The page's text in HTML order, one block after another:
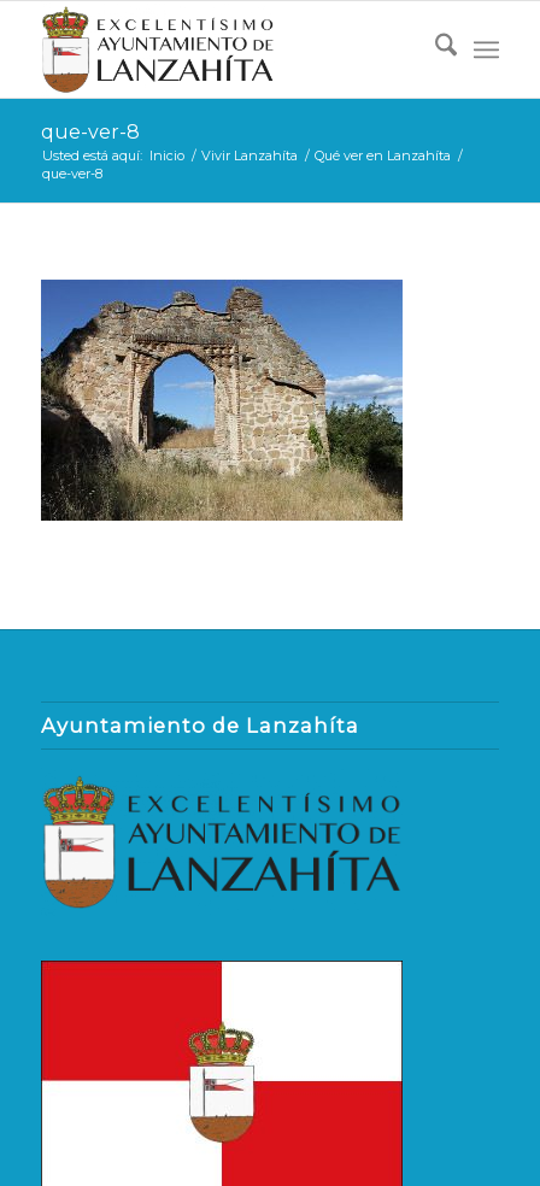
que-ver-8
Usted está aquí: Inicio / Vivir Lanzahíta / Qué ver en Lanzahíta /
que-ver-8
Ayuntamiento de Lanzahíta